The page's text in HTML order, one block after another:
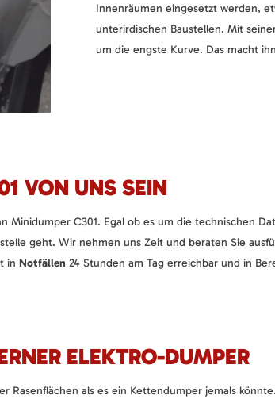
Innenräumen eingesetzt werden,
unterirdischen Baustellen. Mit
um die engste Kurve. Das macht
VON UNS SEIN
Minidumper C301. Egal ob es um die technischen
geht. Wir nehmen uns Zeit und beraten Sie
in Notfällen 24 Stunden am Tag erreichbar und in
ELEKTRO-DUMPER
Rasenflächen als es ein Kettendumper jemals